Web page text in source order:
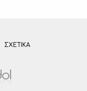
ΣΧΕΤΙΚΆ